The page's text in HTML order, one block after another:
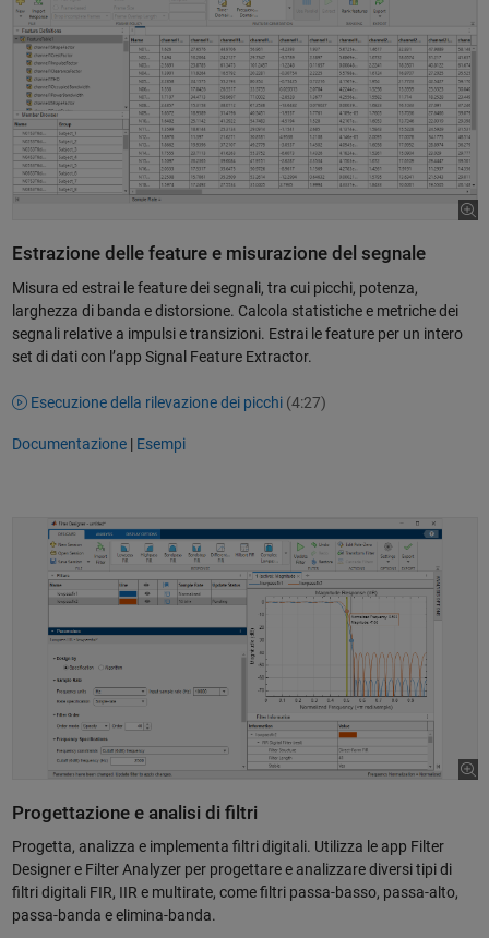
Estrazione delle feature e misurazione del segnale
Misura ed estrai le feature dei segnali, tra cui picchi, potenza,
larghezza di banda e distorsione. Calcola statistiche e metriche dei
segnali relative a impulsi e transizioni. Estrai le feature per un intero
set di dati con l’app Signal Feature Extractor.
Esecuzione della rilevazione dei picchi (4:27)
Documentazione| Esempi
Progettazione e analisi di filtri
Progetta, analizza e implementa filtri digitali. Utilizza le app Filter
Designer e Filter Analyzer per progettare e analizzare diversi tipi di
filtri digitali FIR, IIR e multirate, come filtri passa-basso, passa-alto,
passa-banda e elimina-banda.